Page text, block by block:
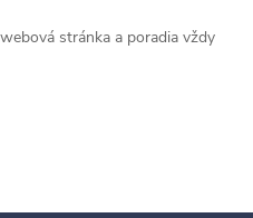
stránka a poradia vždy